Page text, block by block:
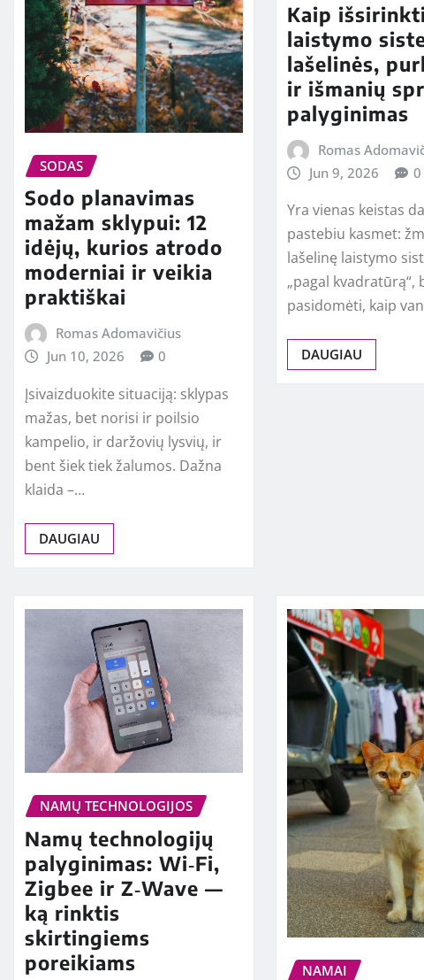
SODAS
Sodo planavimas
mažam sklypui: 12
idėjų, kurios atrodo
moderniai ir veikia
praktiškai
Romas Adomavičius
Jun 10, 2026
0
Įsivaizduokite situaciją: sklypas
mažas, bet norisi ir poilsio
kampelio, ir daržovių lysvių, ir
bent šiek tiek žalumos. Dažna
klaida –…
DAUGIAU
Kaip
laistymo
lašelinės,
ir išmanių
palyginimas
Romas
Jun 9, 2026
0
Yra vienas keistas
pastebiu kasmet:
lašelinę laistymo
„pagal kvadratūrą“,
pasidomėti, kaip
DAUGIAU
NAMŲ TECHNOLOGIJOS
Namų technologijų
palyginimas: Wi‑Fi,
Zigbee ir Z‑Wave —
ką rinktis
skirtingiems
poreikiams
NAMAI